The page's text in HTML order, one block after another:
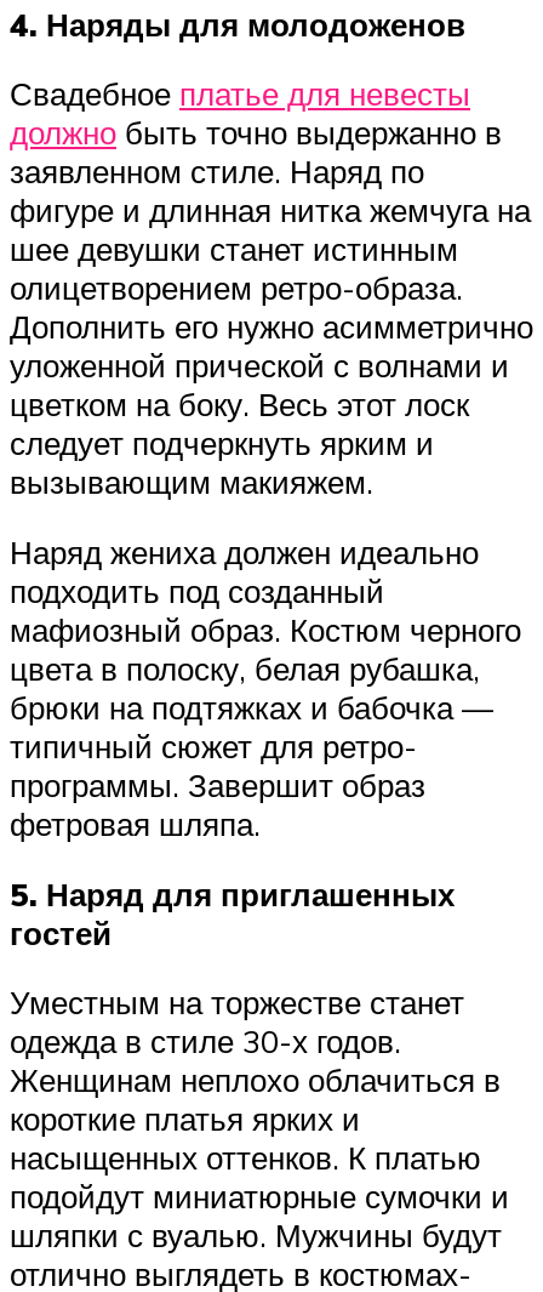
4. Наряды для молодоженов
Свадебное платье для невесты
должно быть точно выдержанно в
заявленном стиле. Наряд по
фигуре и длинная нитка жемчуга на
шее девушки станет истинным
олицетворением ретро-образа.
Дополнить его нужно асимметрично
уложенной прической с волнами и
цветком на боку. Весь этот лоск
следует подчеркнуть ярким и
вызывающим макияжем.
Наряд жениха должен идеально
подходить под созданный
мафиозный образ. Костюм черного
цвета в полоску, белая рубашка,
брюки на подтяжках и бабочка —
типичный сюжет для ретро-
программы. Завершит образ
фетровая шляпа.
5. Наряд для приглашенных
гостей
Уместным на торжестве станет
одежда в стиле 30-х годов.
Женщинам неплохо облачиться в
короткие платья ярких и
насыщенных оттенков. К платью
подойдут миниатюрные сумочки и
шляпки с вуалью. Мужчины будут
отлично выглядеть в костюмах-